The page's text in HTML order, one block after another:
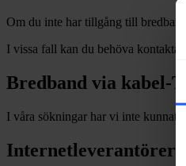
Om du inte har tillgång till
I vissa fall kan du behöva kontakta
Bredband via kabel-
I våra sökningar har vi inte kunnat
Internetleverantörer i